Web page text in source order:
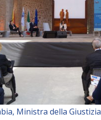
Ministra della Giustizia